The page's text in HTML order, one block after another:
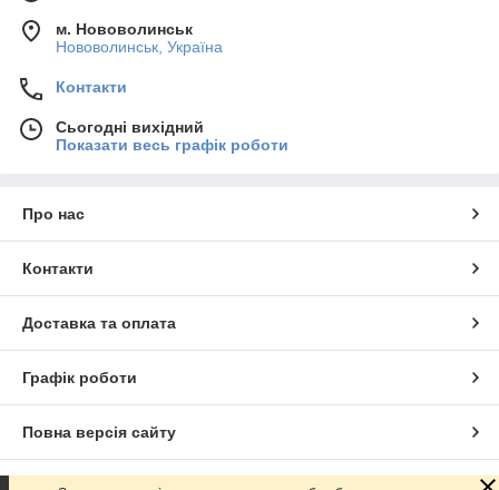
м. Нововолинськ
Нововолинськ, Україна
Контакти
Сьогодні вихідний
Показати весь графік роботи
Про нас
Контакти
Доставка та оплата
Графік роботи
Повна версія сайту